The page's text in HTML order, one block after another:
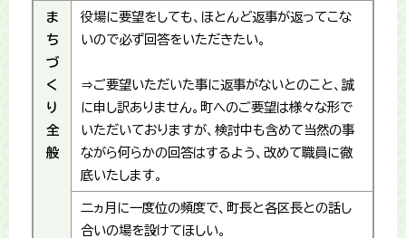
ま
ち
づ
く
り
全
般
役場に要望をしても、ほとんど返事が返ってこな
いので必ず回答をいただきたい。
⇒ご要望いただいた事に返事がないとのこと、誠
に申し訳ありません。町へのご要望は様々な形で
いただいておりますが、検討中も含めて当然の事
ながら何らかの回答はするよう、改めて職員に徹
底いたします。
二ヵ月に一度位の頻度で、町長と各区長との話し
合いの場を設けてほしい。